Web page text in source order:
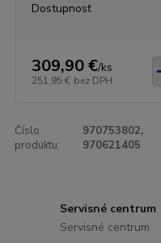
Dostupnosť
309,90 €/ks
251,95 € bez DPH
Číslo
produktu:
970753802,
970621405
Servisné centrum
Servisné centrum